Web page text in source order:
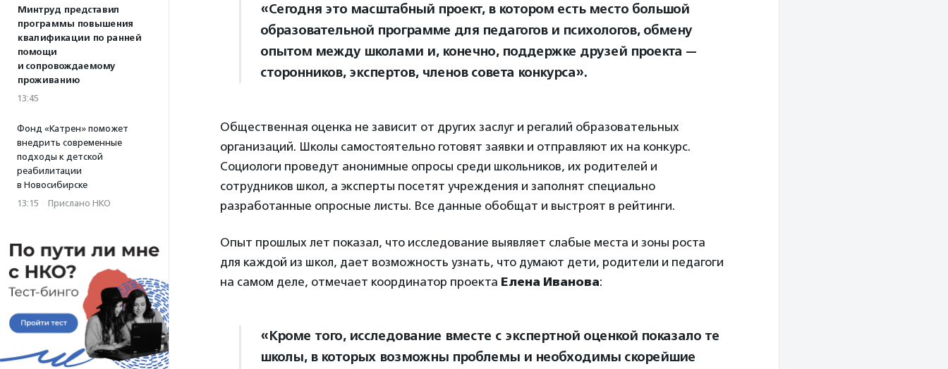
Минтруд представил
программы повышения
квалификации по ранней
помощи
и сопровождаемому
проживанию
13:45
Фонд «Катрен» поможет
внедрить современные
подходы к детской
реабилитации
в Новосибирске
13:15 · Прислано НКО
«Сегодня это масштабный проект, в котором есть место большой
образовательной программе для педагогов и психологов, обмену
опытом между школами и, конечно, поддержке друзей проекта —
сторонников, экспертов, членов совета конкурса».
Общественная оценка не зависит от других заслуг и регалий образовательных
организаций. Школы самостоятельно готовят заявки и отправляют их на конкурс.
Социологи проведут анонимные опросы среди школьников, их родителей и
сотрудников школ, а эксперты посетят учреждения и заполнят специально
разработанные опросные листы. Все данные обобщат и выстроят в рейтинги.
Опыт прошлых лет показал, что исследование выявляет слабые места и зоны роста
для каждой из школ, дает возможность узнать, что думают дети, родители и педагоги
на самом деле, отмечает координатор проекта Елена Иванова:
«Кроме того, исследование вместе с экспертной оценкой показало те
школы, в которых возможны проблемы и необходимы скорейшие